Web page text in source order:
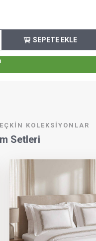
SEPETE EKLE
KOLEKSIYONLAR
Setleri